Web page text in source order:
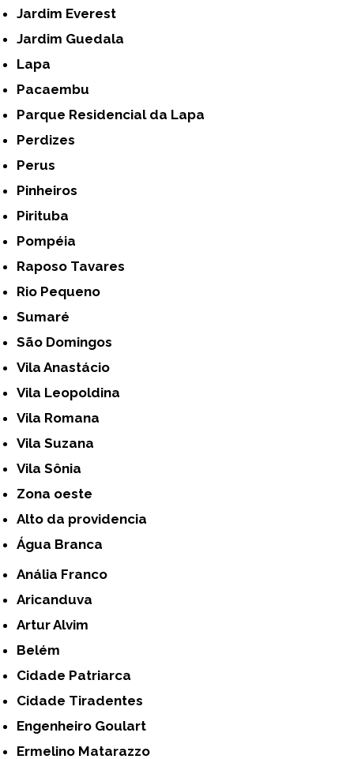
Jardim Everest
Jardim Guedala
Lapa
Pacaembu
Parque Residencial da Lapa
Perdizes
Perus
Pinheiros
Pirituba
Pompéia
Raposo Tavares
Rio Pequeno
Sumaré
São Domingos
Vila Anastácio
Vila Leopoldina
Vila Romana
Vila Suzana
Vila Sônia
Zona oeste
alto da providencia
Água Branca
Anália Franco
Aricanduva
Artur Alvim
Belém
Cidade Patriarca
Cidade Tiradentes
Engenheiro Goulart
Ermelino Matarazzo